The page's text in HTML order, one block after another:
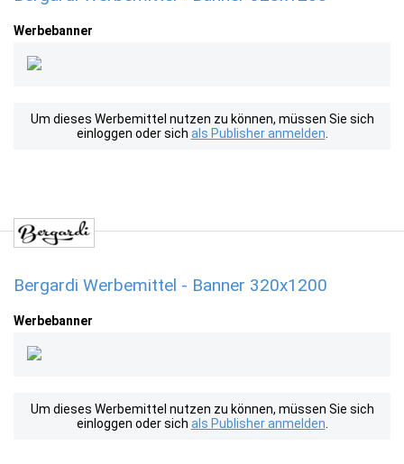
Werbebanner
Um dieses Werbemittel nutzen zu können, müssen Sie sich
einloggen oder sich als Publisher anmelden
Bergardi Werbemittel - Banner 320x1200
Werbebanner
Um dieses Werbemittel nutzen zu können, müssen Sie sich
einloggen oder sich als Publisher anmelden